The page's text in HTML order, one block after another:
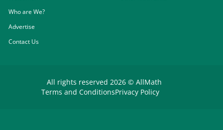
Who are We?
Advertise
Contact Us
All rights reserved 2026 © AllMath
Terms and ConditionsPrivacy Policy